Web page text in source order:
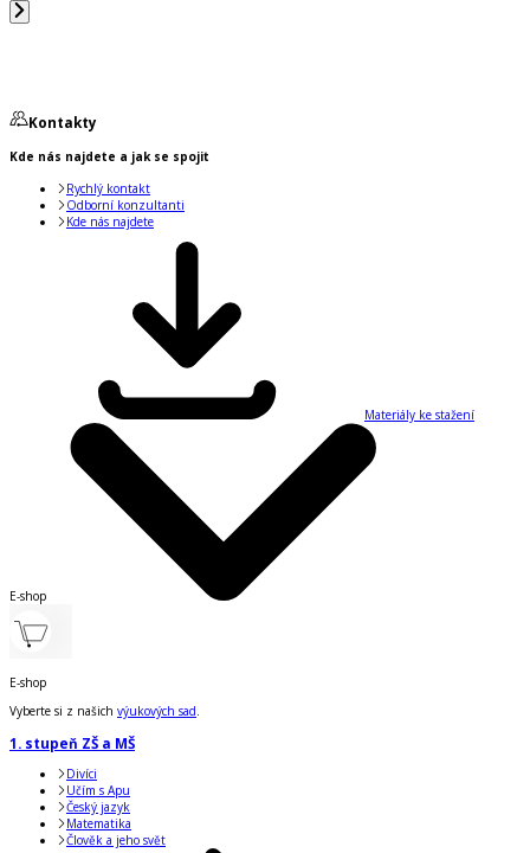
Kontakty
Kde nás najdete a jak se spojit
Rychlý kontakt
Odborní konzultanti
Kde nás najdete
Materiály ke stažení
E-shop
E-shop
Vyberte si z našich výukových sad.
1. stupeň ZŠ a MŠ
Divíci
Učím s Apu
Český jazyk
Matematika
Člověk a jeho svět